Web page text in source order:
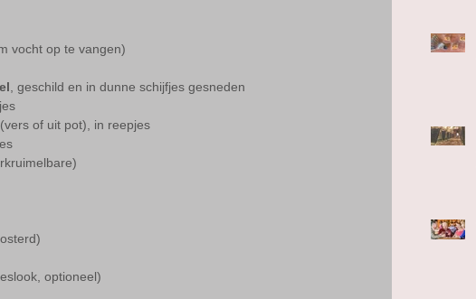
vocht op te vangen)
, geschild en in dunne schijfjes gesneden
(vers of uit pot), in reepjes
optioneel)